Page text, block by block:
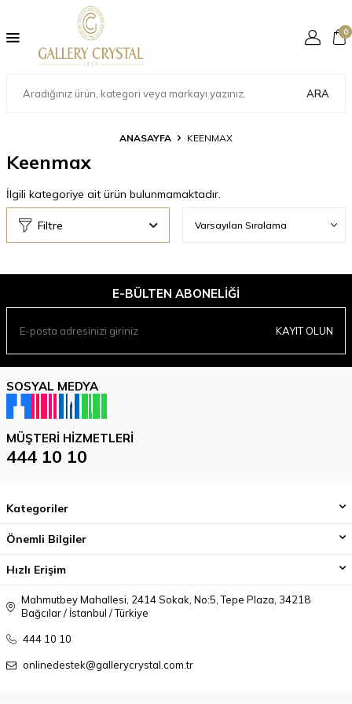
ARA
0
ANASAYFA KEENMAX
Keenmax
İlgili kategoriye ait ürün bulunmamaktadır.
Filtre
E-BÜLTEN ABONELIĞI
KAYIT OLUN
SOSYAL MEDYA
MÜŞTERI HIZMETLERI
444 10 10
Kategoriler
Önemli Bilgiler
Hızlı Erişim
Mahmutbey Mahallesi, 2414 Sokak, No:5, Tepe Plaza, 34218
Bağcılar / İstanbul / Türkiye
444 10 10
onlinedestek@gallerycrystal.com.tr